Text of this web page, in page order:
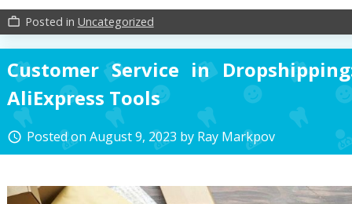
work_outline Posted in Uncategorized
Customer Service in
AliExpress Tools
access_time Posted onAugust 9, 2023 by Ray Markpov